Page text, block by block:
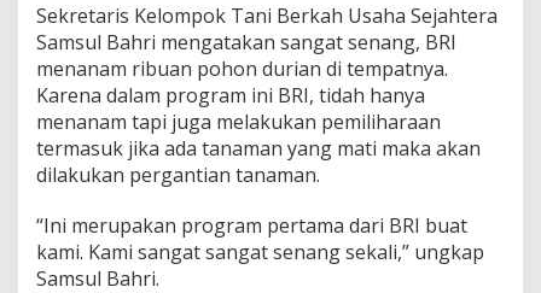
Sekretaris Kelompok Tani Berkah Usaha Sejahtera
Samsul Bahri mengatakan sangat senang, BRI
menanam ribuan pohon durian di tempatnya.
Karena dalam program ini BRI, tidah hanya
menanam tapi juga melakukan pemiliharaan
termasuk jika ada tanaman yang mati maka akan
dilakukan pergantian tanaman.
“Ini merupakan program pertama dari BRI buat
kami. Kami sangat sangat senang sekali,” ungkap
Samsul Bahri.